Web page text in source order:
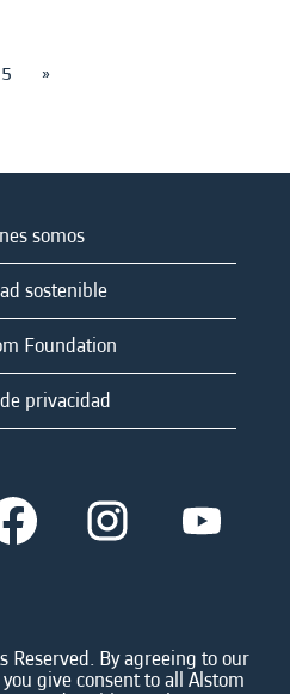
5 »
somos
sostenible
Foundation
privacidad
n
u
n
u
By agreeing to our
give consent to all Alstom